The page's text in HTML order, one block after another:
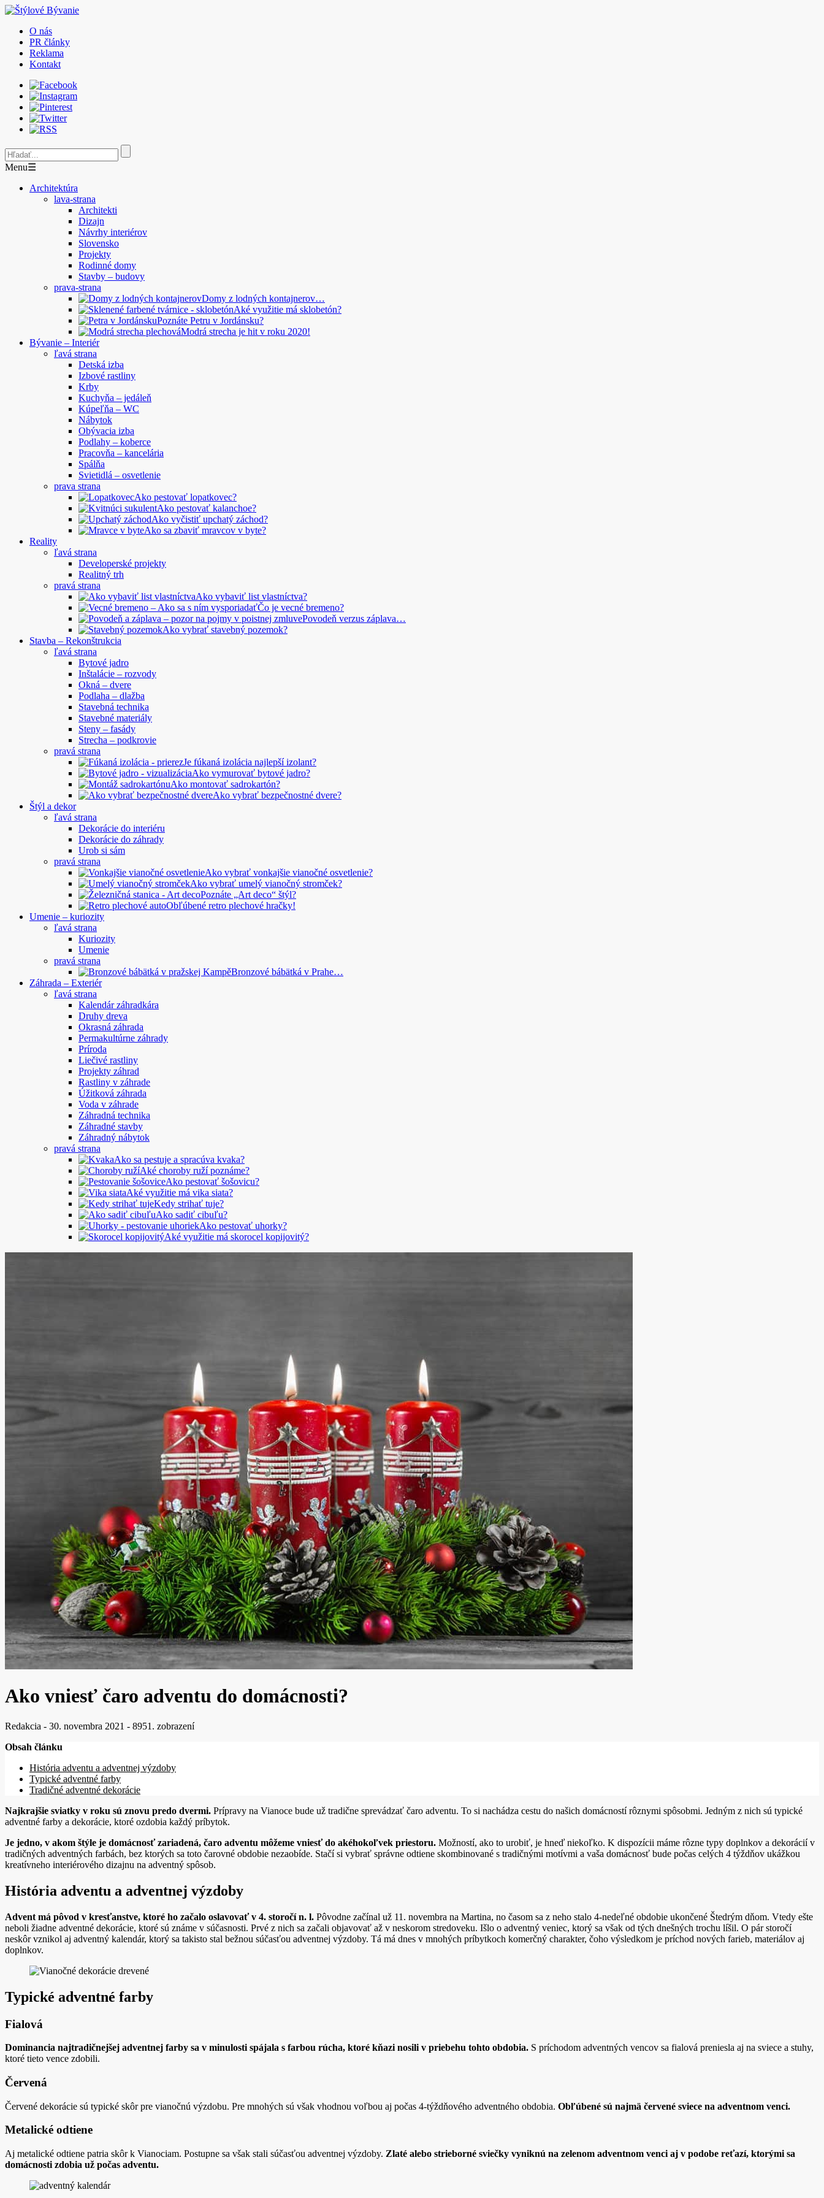
O nás
PR články
Reklama
Kontakt
Menu☰
Architektúra
lava-strana
Architekti
Dizajn
Návrhy interiérov
Slovensko
Projekty
Rodinné domy
Stavby – budovy
prava-strana
Domy z lodných kontajnerov…
Aké využitie má sklobetón?
Poznáte Petru v Jordánsku?
Modrá strecha je hit v roku 2020!
Bývanie – Interiér
ľavá strana
Detská izba
Izbové rastliny
Krby
Kuchyňa – jedáleň
Kúpeľňa – WC
Nábytok
Obývacia izba
Podlahy – koberce
Pracovňa – kancelária
Spálňa
Svietidlá – osvetlenie
prava strana
Ako pestovať lopatkovec?
Ako pestovať kalanchoe?
Ako vyčistiť upchatý záchod?
Ako sa zbaviť mravcov v byte?
Reality
ľavá strana
Developerské projekty
Realitný trh
pravá strana
Ako vybaviť list vlastníctva?
Čo je vecné bremeno?
Povodeň verzus záplava…
Ako vybrať stavebný pozemok?
Stavba – Rekonštrukcia
ľavá strana
Bytové jadro
Inštalácie – rozvody
Okná – dvere
Podlaha – dlažba
Stavebná technika
Stavebné materiály
Steny – fasády
Strecha – podkrovie
pravá strana
Je fúkaná izolácia najlepší izolant?
Ako vymurovať bytové jadro?
Ako montovať sadrokartón?
Ako vybrať bezpečnostné dvere?
Štýl a dekor
ľavá strana
Dekorácie do interiéru
Dekorácie do záhrady
Urob si sám
pravá strana
Ako vybrať vonkajšie vianočné osvetlenie?
Ako vybrať umelý vianočný stromček?
Poznáte „Art deco“ štýl?
Obľúbené retro plechové hračky!
Umenie – kuriozity
ľavá strana
Kuriozity
Umenie
pravá strana
Bronzové bábätká v Prahe…
Záhrada – Exteriér
ľavá strana
Kalendár záhradkára
Druhy dreva
Okrasná záhrada
Permakultúrne záhrady
Príroda
Liečivé rastliny
Projekty záhrad
Rastliny v záhrade
Úžitková záhrada
Voda v záhrade
Záhradná technika
Záhradné stavby
Záhradný nábytok
pravá strana
Ako sa pestuje a spracúva kvaka?
Aké choroby ruží poznáme?
Ako pestovať šošovicu?
Aké využitie má vika siata?
Kedy strihať tuje?
Ako sadiť cibuľu?
Ako pestovať uhorky?
Aké využitie má skorocel kopijovitý?
Ako vniesť čaro adventu do domácnosti?
Redakcia - 30. novembra 2021 - 8951. zobrazení
Obsah článku
História adventu a adventnej výzdoby
Typické adventné farby
Tradičné adventné dekorácie
Najkrajšie sviatky v roku sú znovu predo dvermi. Prípravy na Vianoce bude už tradične sprevádzať čaro adventu. To si nachádza cestu do našich domácností rôznymi spôsobmi. Jedným z nich sú typické
adventné farby a dekorácie, ktoré ozdobia každý príbytok.
Je jedno, v akom štýle je domácnosť zariadená, čaro adventu môžeme vniesť do akéhokoľvek priestoru. Možností, ako to urobiť, je hneď niekoľko. K dispozícii máme rôzne typy doplnkov a dekorácií v
tradičných adventných farbách, bez ktorých sa toto čarovné obdobie nezaobíde. Stačí si vybrať správne odtiene skombinované s tradičnými motívmi a vaša domácnosť bude počas celých 4 týždňov ukážkou
kreatívneho interiérového dizajnu na adventný spôsob.
História adventu a adventnej výzdoby
Advent má pôvod v kresťanstve, ktoré ho začalo oslavovať v 4. storočí n. l. Pôvodne začínal už 11. novembra na Martina, no časom sa z neho stalo 4-nedeľné obdobie ukončené Štedrým dňom. Vtedy ešte
neboli žiadne adventné dekorácie, ktoré sú známe v súčasnosti. Prvé z nich sa začali objavovať až v neskorom stredoveku. Išlo o adventný veniec, ktorý sa však od tých dnešných trochu líšil. O pár storočí
neskôr vznikol aj adventný kalendár, ktorý sa takisto stal bežnou súčasťou adventnej výzdoby. Tá má dnes v mnohých príbytkoch komerčný charakter, čoho výsledkom je príchod nových farieb, materiálov aj
doplnkov.
Typické adventné farby
Fialová
Dominancia najtradičnejšej adventnej farby sa v minulosti spájala s farbou rúcha, ktoré kňazi nosili v priebehu tohto obdobia. S príchodom adventných vencov sa fialová preniesla aj na sviece a stuhy,
ktoré tieto vence zdobili.
Červená
Červené dekorácie sú typické skôr pre vianočnú výzdobu. Pre mnohých sú však vhodnou voľbou aj počas 4-týždňového adventného obdobia. Obľúbené sú najmä červené sviece na adventnom venci.
Metalické odtiene
Aj metalické odtiene patria skôr k Vianociam. Postupne sa však stali súčasťou adventnej výzdoby. Zlaté alebo strieborné sviečky vyniknú na zelenom adventnom venci aj v podobe reťazí, ktorými sa
domácnosti zdobia už počas adventu.